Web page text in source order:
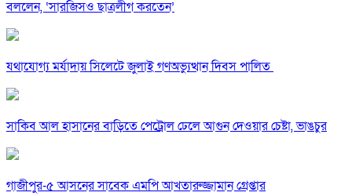
বললেন, ‘সারজিসও ছাত্রলীগ করতেন’
যথাযোগ্য মর্যাদায় সিলেটে জুলাই গণঅভ্যুত্থান দিবস পালিত
সাকিব আল হাসানের বাড়িতে পেট্রোল ঢেলে আগুন দেওয়ার চেষ্টা, ভাঙচুর
গাজীপুর-৫ আসনের সাবেক এমপি আখতারুজ্জামান গ্রেপ্তার